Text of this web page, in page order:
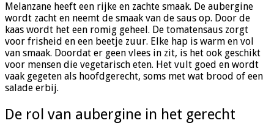
Melanzane heeft een rijke en zachte smaak. De aubergine
wordt zacht en neemt de smaak van de saus op. Door de
kaas wordt het een romig geheel. De tomatensaus zorgt
voor frisheid en een beetje zuur. Elke hap is warm en vol
van smaak. Doordat er geen vlees in zit, is het ook geschikt
voor mensen die vegetarisch eten. Het vult goed en wordt
vaak gegeten als hoofdgerecht, soms met wat brood of een
salade erbij.
De rol van aubergine in het gerecht